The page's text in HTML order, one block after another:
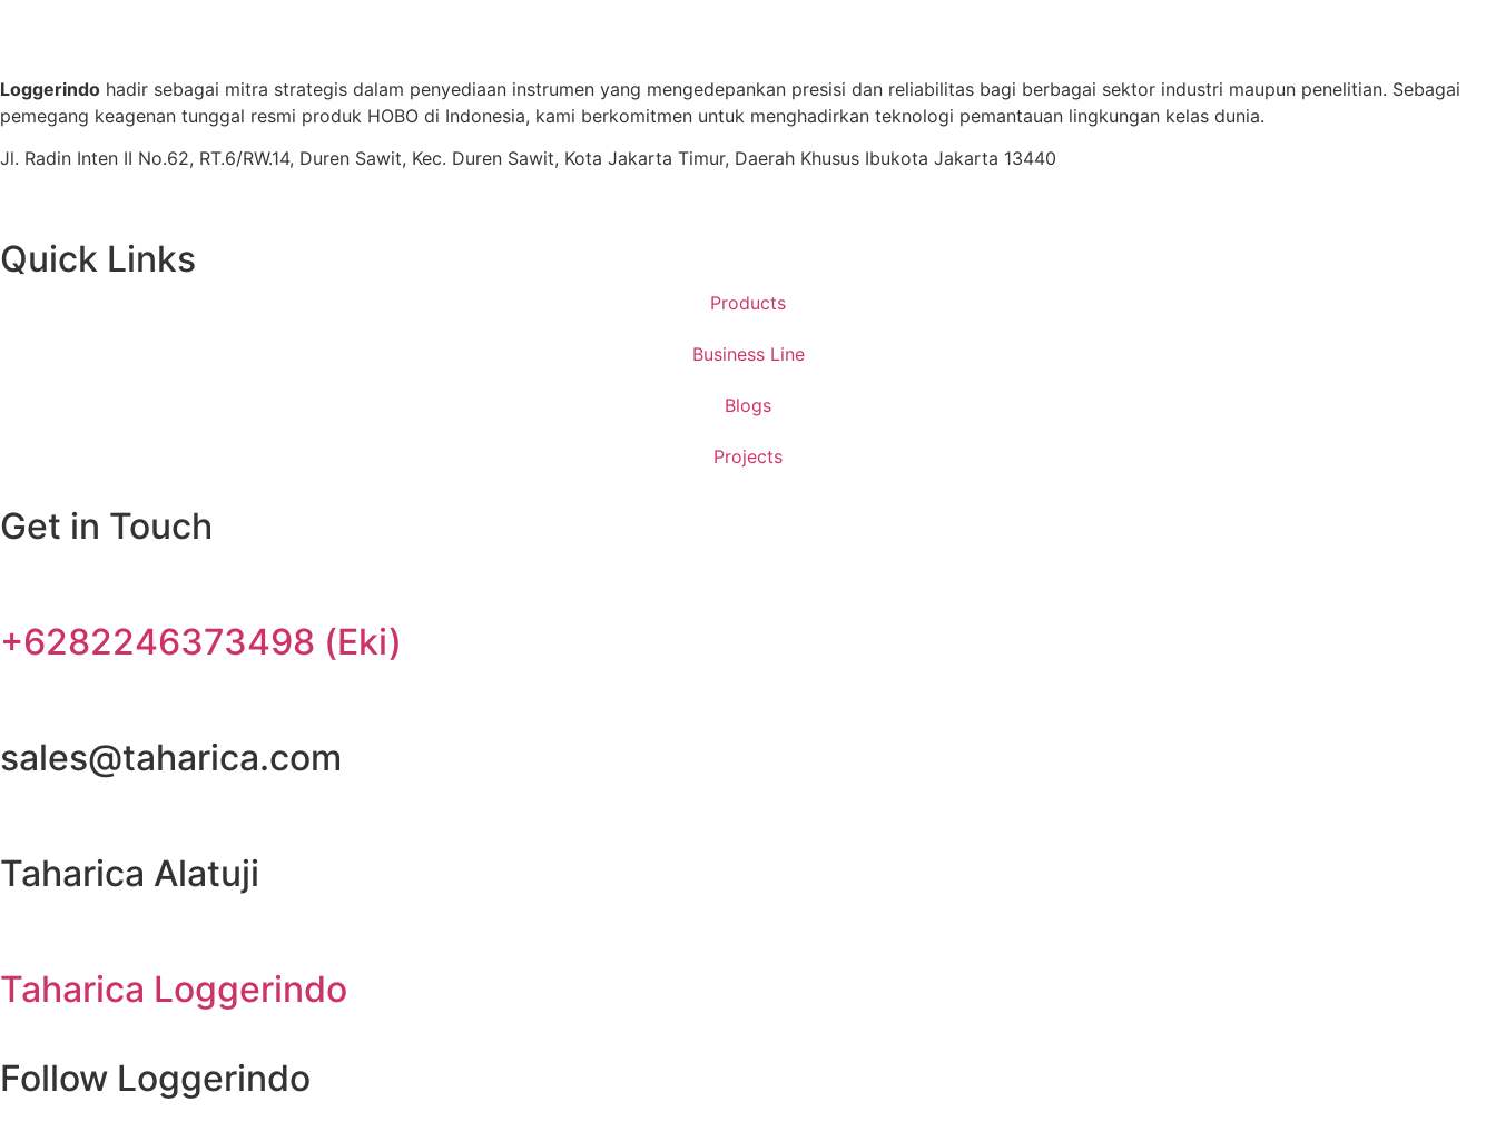
Loggerindo hadir sebagai mitra strategis dalam penyediaan instrumen yang mengedepankan presisi dan reliabilitas bagi berbagai sektor industri maupun penelitian. Sebagai
pemegang keagenan tunggal resmi produk HOBO di Indonesia, kami berkomitmen untuk menghadirkan teknologi pemantauan lingkungan kelas dunia.
Jl. Radin Inten II No.62, RT.6/RW.14, Duren Sawit, Kec. Duren Sawit, Kota Jakarta Timur, Daerah Khusus Ibukota Jakarta 13440
Quick Links
Products
Business Line
Blogs
Projects
Get in Touch
+6282246373498 (Eki)
sales@taharica.com
Taharica Alatuji
Taharica Loggerindo
Follow Loggerindo